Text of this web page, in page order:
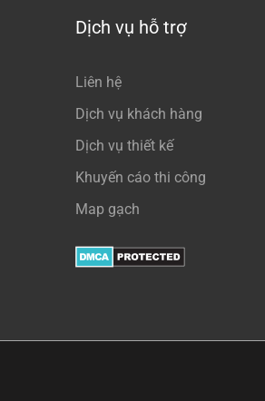
Dịch vụ hỗ trợ
Liên hệ
Dịch vụ khách hàng
Dịch vụ thiết kế
Khuyến cáo thi công
Map gạch